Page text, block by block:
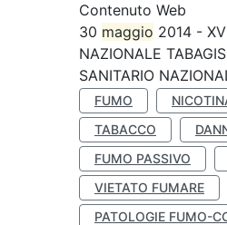
Contenuto Web
30 maggio 2014 -
NAZIONALE
SANITARIO
FUMO
TABACCO
FUMO PASSIVO
VIETATO FUMARE
PATOLOGIE FUMO-